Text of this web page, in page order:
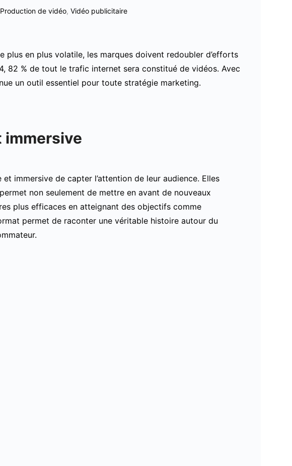
Production de vidéo, Vidéo publicitaire
plus en plus volatile, les marques doivent redoubler d’efforts
82 % de tout le trafic internet sera constitué de vidéos. Avec
un outil essentiel pour toute stratégie marketing.
immersive
immersive de capter l’attention de leur audience. Elles
non seulement de mettre en avant de nouveaux
plus efficaces en atteignant des objectifs comme
permet de raconter une véritable histoire autour du